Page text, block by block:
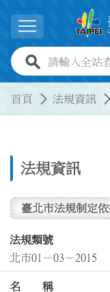
展開選單
全站查詢關
首頁 法規資訊
法規資訊
臺北市法規制定
法規類號
北市01－03－2015
名 稱